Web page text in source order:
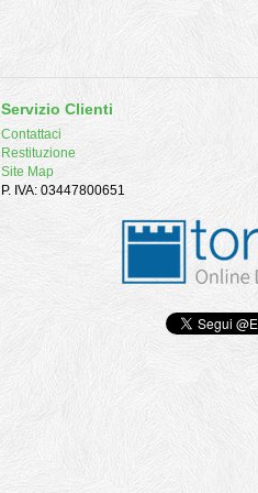
Servizio Clienti
Contattaci
Restituzione
Site Map
P. IVA: 03447800651